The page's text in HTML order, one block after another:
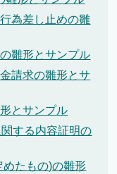
為差し止めの雛
雛形とサンプル
請求の雛形とサ
とサンプル
する内容証明の
たもの)の雛形